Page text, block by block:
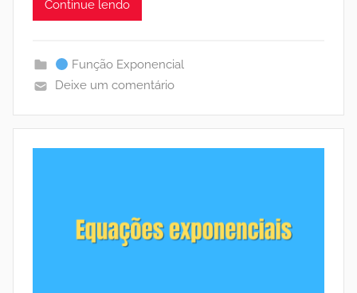
Continue lendo
Função Exponencial
Deixe um comentário